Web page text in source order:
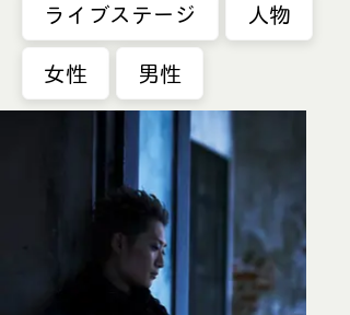
ライブステージ 人物
女性 男性